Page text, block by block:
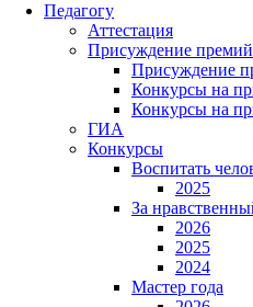
Педагогу
Аттестация
Присуждение премий
Присуждение
Конкурсы на
Конкурсы на
ГИА
Конкурсы
Воспитать
2025
За
2026
2025
2024
Мастер года